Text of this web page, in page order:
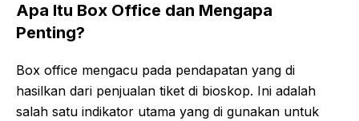
Apa Itu Box Office dan Mengapa
Penting?
Box office mengacu pada pendapatan yang di
hasilkan dari penjualan tiket di bioskop. Ini adalah
salah satu indikator utama yang di gunakan untuk